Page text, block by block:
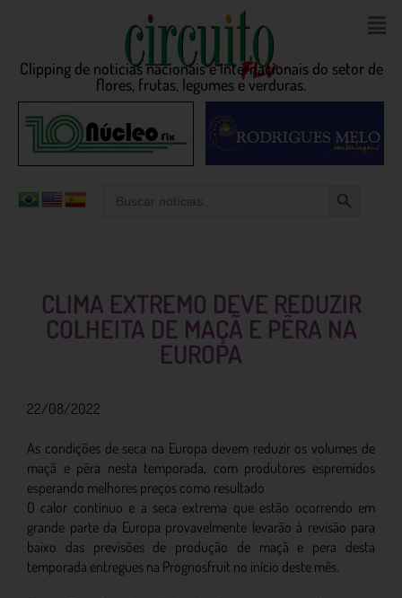
Clipping de noticias nacionais e internacionais do setor de
flores, frutas, legumes e verduras.
for:
CLIMA EXTREMO DEVE REDUZIR
COLHEITA DE MAÇÃ E PÊRA NA
EUROPA
22/08/2022
As condições de seca na Europa devem reduzir os volumes de
maçã e pêra nesta temporada, com produtores espremidos
esperando melhores preços como resultado
O calor contínuo e a seca extrema que estão ocorrendo em
grande parte da Europa provavelmente levarão à revisão para
baixo das previsões de produção de maçã e pera desta
temporada entregues na Prognosfruit no início deste mês.